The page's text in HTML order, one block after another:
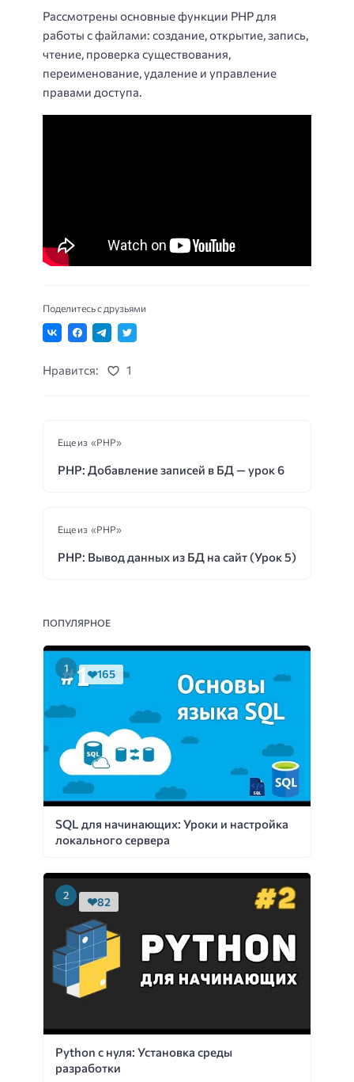
Рассмотрены основные функции PHP для
работы с файлами: создание, открытие, запись,
чтение, проверка существования,
переименование, удаление и управление
правами доступа.
Поделитесь с друзьями
Нравится: 1
Еще из «PHP»
PHP: Добавление записей в БД — урок 6
Еще из «PHP»
PHP: Вывод данных из БД на сайт (Урок 5)
ПОПУЛЯРНОЕ
SQL для начинающих: Уроки и настройка
локального сервера
165
Python с нуля: Установка среды
разработки
82